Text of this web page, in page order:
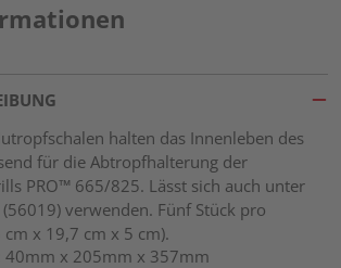
halten das Innenleben des
für die Abtropfhalterung der
PRO™ 665/825. Lässt sich auch unter
verwenden. Fünf Stück pro
x 19,7 cm x 5 cm).
40mm x 205mm x 357mm